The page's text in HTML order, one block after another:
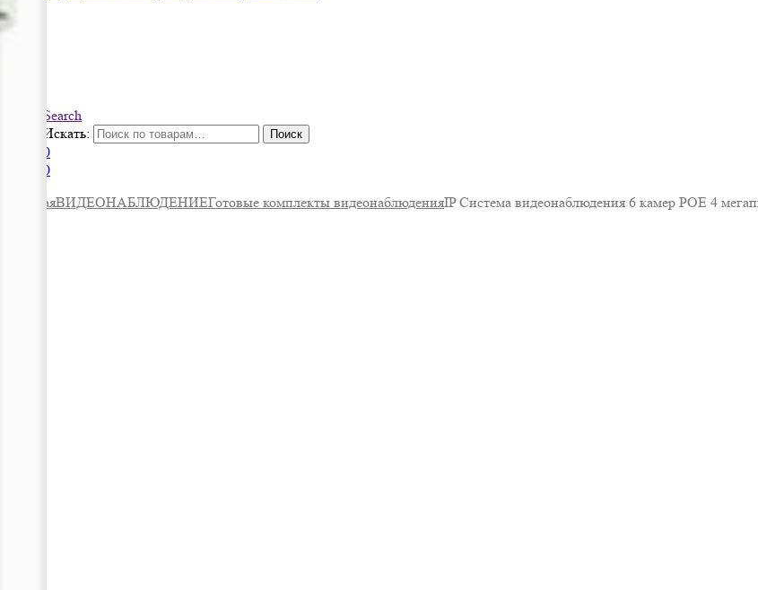
Search
Искать:
Поиск
0
0
ГлавнаяВИДЕОНАБЛЮДЕНИЕГотовые комплекты видеонаблюденияIP Система видеонаблюдения 6 камер POE 4